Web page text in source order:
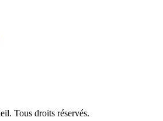
Tous droits réservés.